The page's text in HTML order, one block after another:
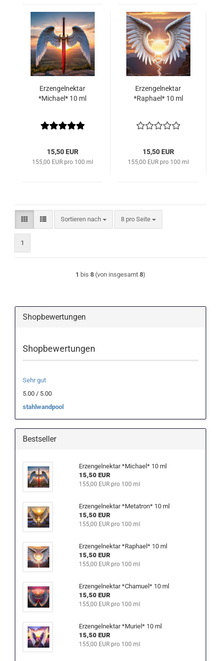
Erzengelnektar
*Michael* 10 ml
15,50 EUR
155,00 EUR pro 100 ml
Erzengelnektar
*Raphael* 10 ml
15,50 EUR
155,00 EUR pro 100 ml
Sortieren nach
Sortieren nach 8 pro Seite
pro Seite
1
1 bis 8 (von insgesamt 8)
Shopbewertungen
Shopbewertungen
Sehr gut
5.00 / 5.00
stahlwandpool
Bestseller
Erzengelnektar *Michael* 10 ml
15,50 EUR
155,00 EUR pro 100 ml
Erzengelnektar *Metatron* 10 ml
15,50 EUR
155,00 EUR pro 100 ml
Erzengelnektar *Raphael* 10 ml
15,50 EUR
155,00 EUR pro 100 ml
Erzengelnektar *Chamuel* 10 ml
15,50 EUR
155,00 EUR pro 100 ml
Erzengelnektar *Muriel* 10 ml
15,50 EUR
155,00 EUR pro 100 ml